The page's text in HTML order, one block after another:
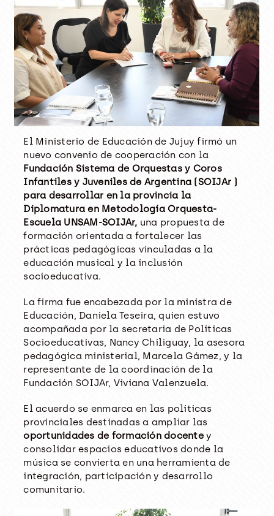
El Ministerio de Educación de Jujuy firmó un
nuevo convenio de cooperación con la
Fundación Sistema de Orquestas y Coros
Infantiles y Juveniles de Argentina (SOIJAr )
para desarrollar en la provincia la
Diplomatura en Metodología Orquesta-
Escuela UNSAM-SOIJAr, una propuesta de
formación orientada a fortalecer las
prácticas pedagógicas vinculadas a la
educación musical y la inclusión
socioeducativa.
La firma fue encabezada por la ministra de
Educación, Daniela Teseira, quien estuvo
acompañada por la secretaria de Políticas
Socioeducativas, Nancy Chiliguay, la asesora
pedagógica ministerial, Marcela Gámez, y la
representante de la coordinación de la
Fundación SOIJAr, Viviana Valenzuela.
El acuerdo se enmarca en las políticas
provinciales destinadas a ampliar las
oportunidades de formación docentey
consolidar espacios educativos donde la
música se convierta en una herramienta de
integración, participación y desarrollo
comunitario.